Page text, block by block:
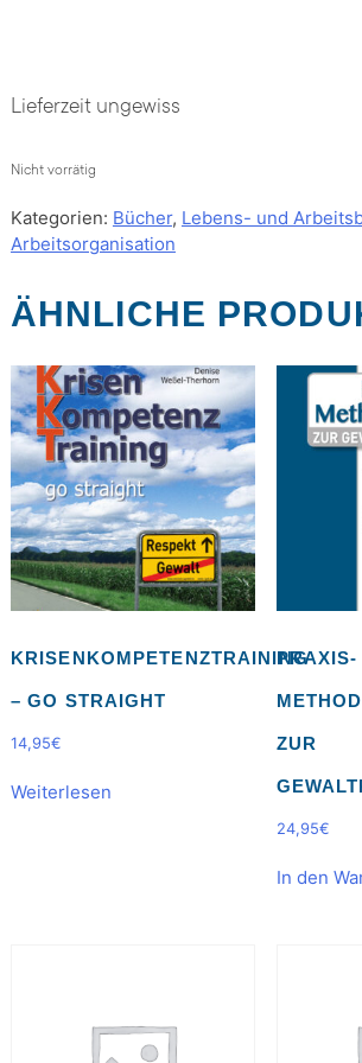
Lieferzeit ungewiss
Nicht vorrätig
Kategorien: Bücher, Lebens- und
Arbeitsorganisation
ÄHNLICHE
KRISENKOMPETENZTRAINING
– GO STRAIGHT
14,95€
Weiterlesen
PRAXIS-
ZUR
24,95€
In den